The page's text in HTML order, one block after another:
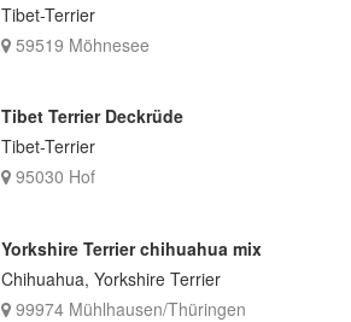
Tibet-Terrier
59519 Möhnesee
Tibet Terrier Deckrüde
Tibet-Terrier
95030 Hof
Yorkshire Terrier chihuahua mix
Chihuahua, Yorkshire Terrier
99974 Mühlhausen/Thüringen